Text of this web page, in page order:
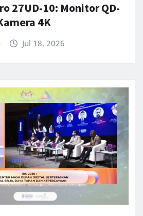
27UD-10: Monitor QD-
4K
Jul 18, 2026